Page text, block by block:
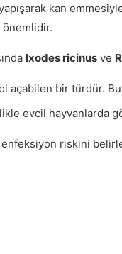
kan
önemlidir.
Ixodes ricinus ve
açabilen bir türdür.
evcil hayvanlarda
enfeksiyon riskini